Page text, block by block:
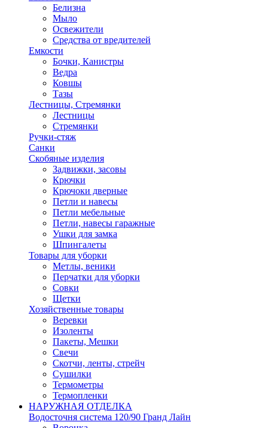
Белизна
Мыло
Освежители
Средства от вредителей
Емкости
Бочки, Канистры
Ведра
Ковшы
Тазы
Лестницы, Стремянки
Лестницы
Стремянки
Ручки-стяж
Санки
Скобяные изделия
Задвижки, засовы
Крючки
Крючоки дверные
Петли и навесы
Петли мебельные
Петли, навесы гаражные
Ушки для замка
Шпингалеты
Товары для уборки
Метлы, веники
Перчатки для уборки
Совки
Щетки
Хозяйственные товары
Веревки
Изоленты
Пакеты, Мешки
Свечи
Скотчи, ленты, стрейч
Сушилки
Термометры
Термопленки
НАРУЖНАЯ ОТДЕЛКА
Водосточня система 120/90 Гранд Лайн